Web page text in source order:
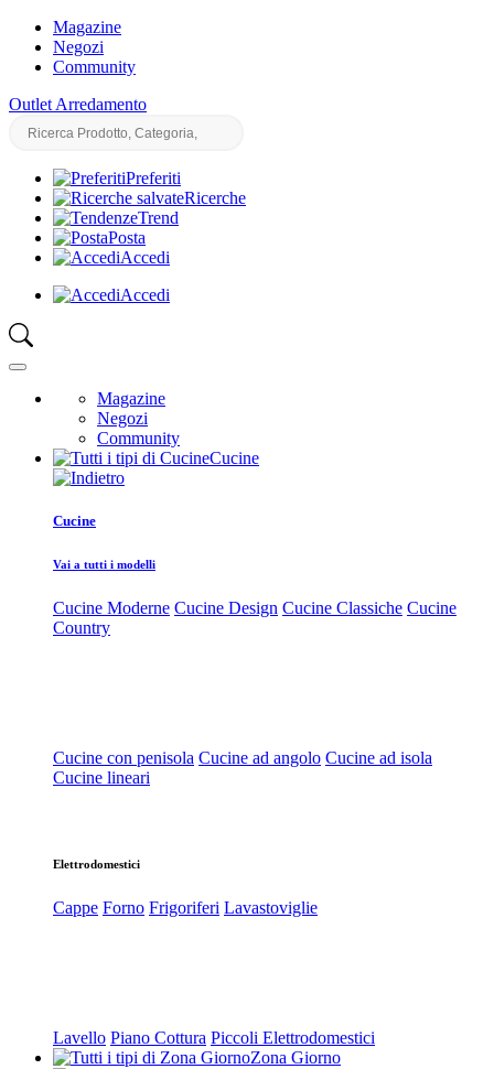
Magazine
Negozi
Community
Outlet Arredamento
Preferiti
Ricerche
Trend
Posta
Accedi
Accedi
Magazine
Negozi
Community
Cucine
Cucine
Vai a tutti i modelli
Cucine Moderne Cucine Design Cucine Classiche Cucine
Country
Cucine con penisola Cucine ad angolo Cucine ad isola
Cucine lineari
Elettrodomestici
Cappe Forno Frigoriferi Lavastoviglie
Lavello Piano Cottura Piccoli Elettrodomestici
Zona Giorno